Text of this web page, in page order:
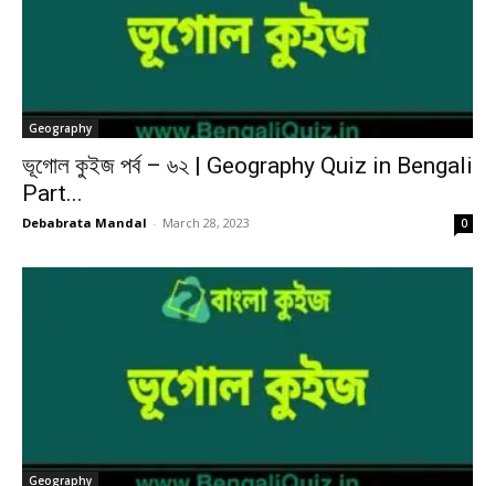
Geography
ভূগোল কুইজ পর্ব – ৬২ | Geography Quiz in Bengali
Part...
Debabrata Mandal - March 28, 2023 0
Geography